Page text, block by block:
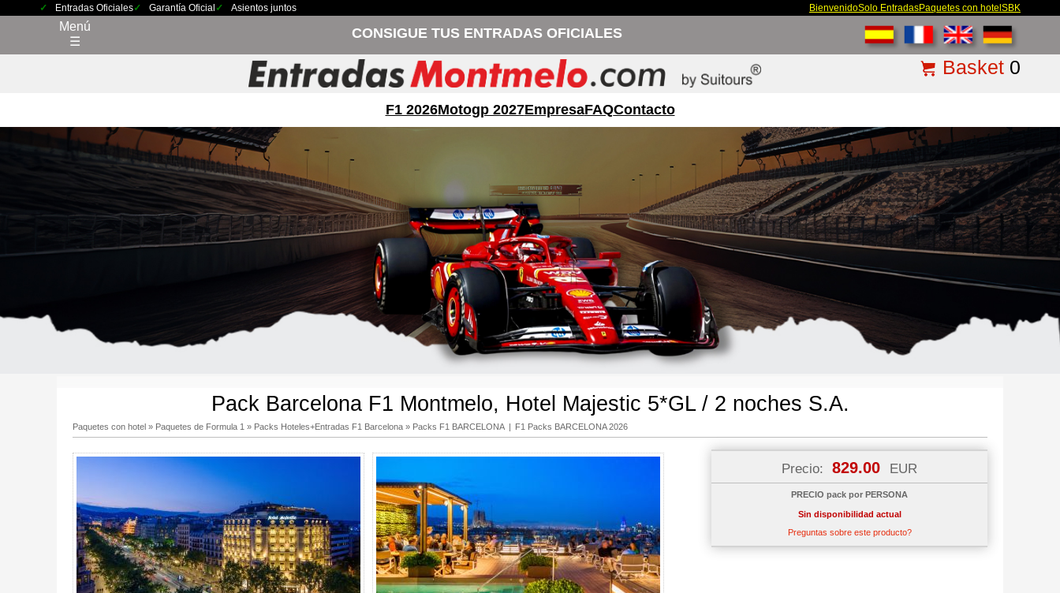
Entradas Oficiales Garantía Oficial Asientos juntos BienvenidoSolo EntradasPaquetes con hotel SBK
Menú
☰
CONSIGUE TUS ENTRADAS OFICIALES
Basket 0
F1 2026Motogp 2027EmpresaFAQContacto
Pack Barcelona F1 Montmelo, Hotel Majestic 5*GL / 2 noches S.A.
Paquetes con hotel » Paquetes de Formula 1 » Packs Hoteles+Entradas F1 Barcelona » Packs F1 BARCELONA | F1 Packs BARCELONA 2026
Precio: 829.00 EUR
PRECIO pack por PERSONA
Sin disponibilidad actual
Preguntas sobre este producto?